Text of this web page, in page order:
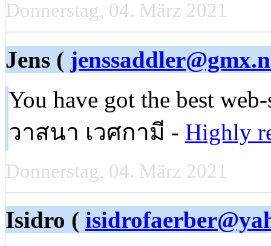
Donnerstag, 04. März 2021
Jens (
You have got the best
วาสนา เวศกามี - Highly
Donnerstag, 04. März 2021
Isidro (